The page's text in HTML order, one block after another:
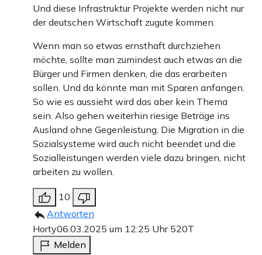
Und diese Infrastruktur Projekte werden nicht nur
der deutschen Wirtschaft zugute kommen.
Wenn man so etwas ernsthaft durchziehen
möchte, sollte man zumindest auch etwas an die
Bürger und Firmen denken, die das erarbeiten
sollen. Und da könnte man mit Sparen anfangen.
So wie es aussieht wird das aber kein Thema
sein. Also gehen weiterhin riesige Beträge ins
Ausland ohne Gegenleistung. Die Migration in die
Sozialsysteme wird auch nicht beendet und die
Sozialleistungen werden viele dazu bringen, nicht
arbeiten zu wollen.
10
Antworten
Horty06.03.2025 um 12:25 Uhr 520T
Melden